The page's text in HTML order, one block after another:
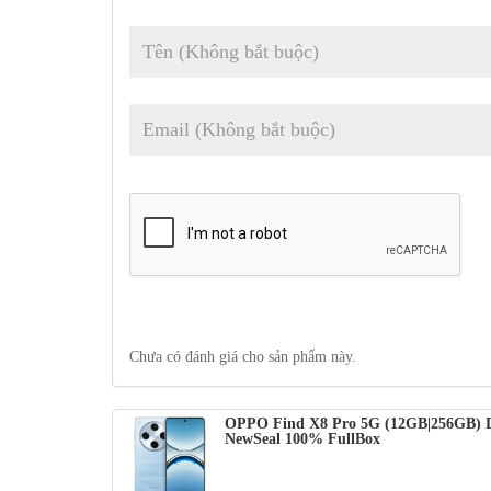
; Cảm biến Sony LYT-600
Camera trước:32 MP, f/2.4, 21mm (rộng), 1/2.74″,
trước: 4K@30/60fps, 1080p@30/60fps, con quay hồi
Si/C 5910 mAh, không thể tháo rời ; Sạc 80W
5G; Hai SIM; Wi-Fi 7; BT 5.4, aptX HD,
Chưa có đánh giá cho sản phẩm này.
OPPO Find X8 Pro 5G (12GB|256GB)
NewSeal 100% FullBox